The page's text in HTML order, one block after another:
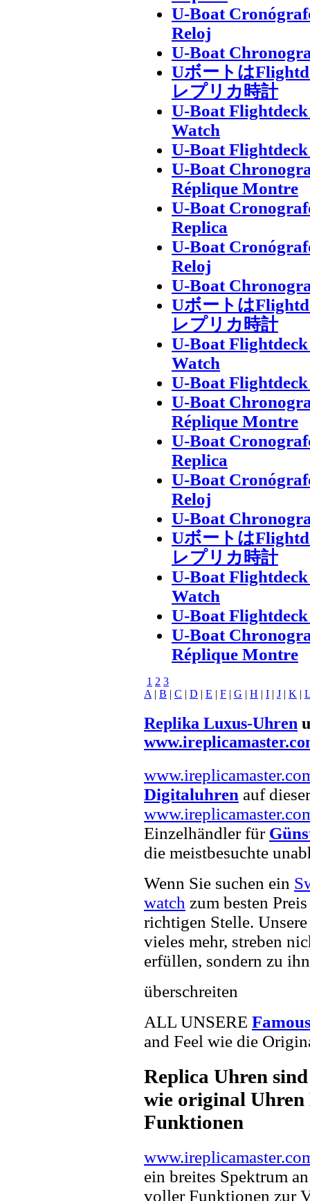
U-Boat
Reloj
U-Boat
Uボートは
レプリカ時計
U-Boat
Watch
U-Boat
U-Boat
Réplique Montre
U-Boat
Replica
U-Boat
Reloj
U-Boat
Uボートは
レプリカ時計
U-Boat
Watch
U-Boat
U-Boat
Réplique Montre
U-Boat
Replica
U-Boat
Reloj
U-Boat
Uボートは
レプリカ時計
U-Boat
Watch
U-Boat
U-Boat
Réplique Montre
1 2 3
A | B | C | D | E | F | G | H | I | J | K | L
Replika Luxus-Uhren
Digitaluhren auf
Einzelhändler für
die meistbesuchte
Wenn Sie suchen ein
watch zum besten
richtigen Stelle.
vieles mehr, streben
erfüllen, sondern zu
überschreiten
ALL UNSERE
and Feel wie die
Replica Uhren
wie original Uhren
Funktionen
ein breites Spektrum
voller Funktionen zur